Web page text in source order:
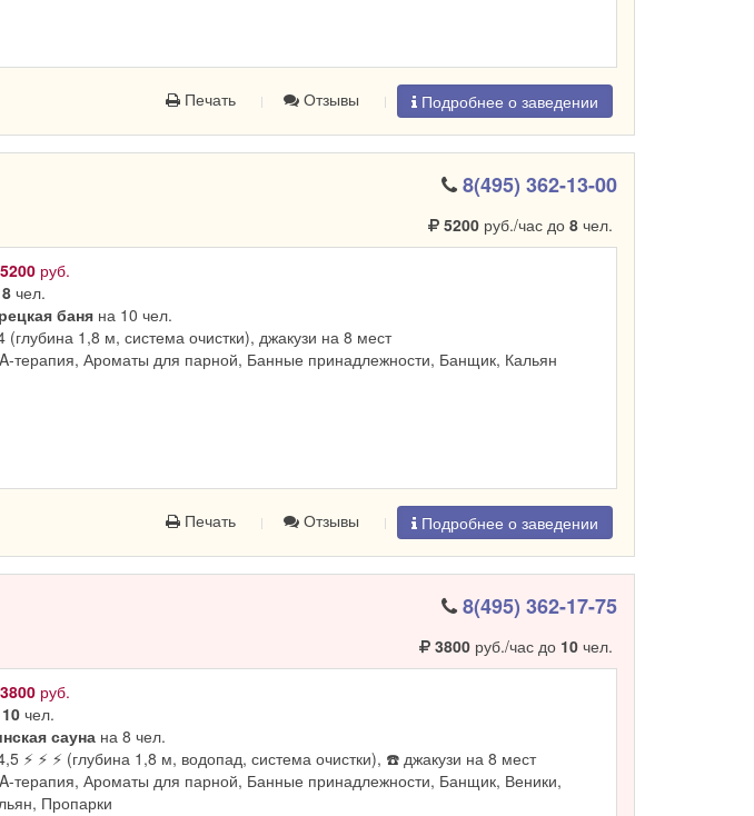
Печать Отзывы Подробнее о заведении
8(495) 362-13-00
5200руб./час до 8чел.
5200 руб.
8 чел.
баня на 10 чел.
(глубина 1,8 м, система очистки), джакузи на 8 мест
терапия, Ароматы для парной, Банные принадлежности, Банщик, Кальян
Печать Отзывы Подробнее о заведении
8(495) 362-17-75
3800руб./час до 10чел.
3800 руб.
10 чел.
сауна на 8 чел.
⚡ ⚡ ⚡ (глубина 1,8 м, водопад, система очистки), ☎️ джакузи на 8 мест
терапия, Ароматы для парной, Банные принадлежности, Банщик, Веники,
Пропарки